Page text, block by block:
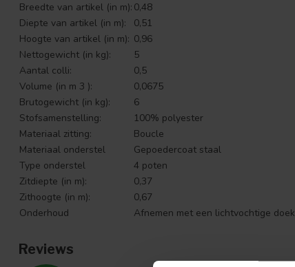
Breedte van artikel (in m): 0,48
Diepte van artikel (in m):
0,51
Hoogte van artikel (in m): 0,96
Nettogewicht (in kg):
5
Aantal colli:
0,5
Volume (in m 3 ):
0,0675
Brutogewicht (in kg):
6
Stofsamenstelling:
100% polyester
Materiaal zitting:
Boucle
Materiaal onderstel
Gepoedercoat staal
Type onderstel
4 poten
Zitdiepte (in m):
0,37
Zithoogte (in m):
0,67
Onderhoud
Afnemen met een lichtvochtige doek
Reviews